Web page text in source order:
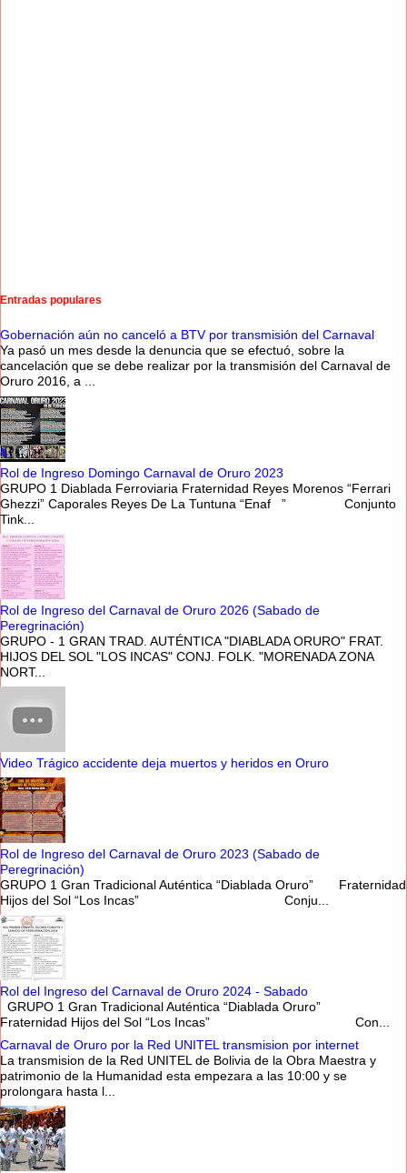
Entradas populares
Gobernación aún no canceló a BTV por transmisión del Carnaval
Ya pasó un mes desde la denuncia que se efectuó, sobre la
cancelación que se debe realizar por la transmisión del Carnaval de
Oruro 2016, a ...
Rol de Ingreso Domingo Carnaval de Oruro 2023
GRUPO 1 Diablada Ferroviaria Fraternidad Reyes Morenos “Ferrari
Ghezzi” Caporales Reyes De La Tuntuna “Enaf ” Conjunto
Tink...
Rol de Ingreso del Carnaval de Oruro 2026 (Sabado de
Peregrinación)
GRUPO - 1 GRAN TRAD. AUTÉNTICA "DIABLADA ORURO" FRAT.
HIJOS DEL SOL "LOS INCAS" CONJ. FOLK. "MORENADA ZONA
NORT...
Video Trágico accidente deja muertos y heridos en Oruro
Rol de Ingreso del Carnaval de Oruro 2023 (Sabado de
Peregrinación)
GRUPO 1 Gran Tradicional Auténtica “Diablada Oruro” Fraternidad
Hijos del Sol “Los Incas” Conju...
Rol del Ingreso del Carnaval de Oruro 2024 - Sabado
GRUPO 1 Gran Tradicional Auténtica “Diablada Oruro”
Fraternidad Hijos del Sol “Los Incas” Con...
Carnaval de Oruro por la Red UNITEL transmision por internet
La transmision de la Red UNITEL de Bolivia de la Obra Maestra y
patrimonio de la Humanidad esta empezara a las 10:00 y se
prolongara hasta l...